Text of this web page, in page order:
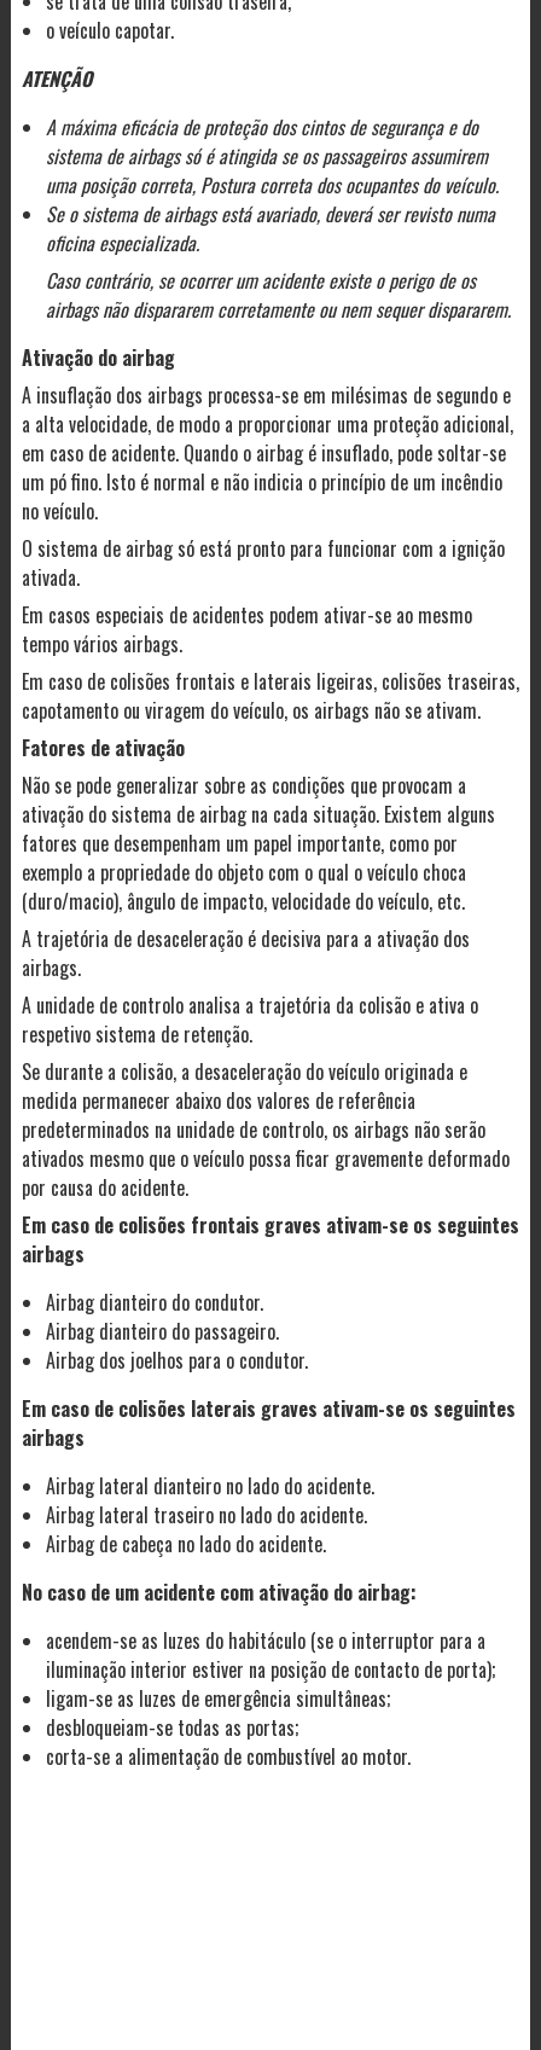
o veículo capotar.
ATENÇÃO
A máxima eficácia de proteção dos cintos de segurança e do
sistema de airbags só é atingida se os passageiros assumirem
uma posição correta, Postura correta dos ocupantes do veículo.
Se o sistema de airbags está avariado, deverá ser revisto numa
oficina especializada.
Caso contrário, se ocorrer um acidente existe o perigo de os
airbags não dispararem corretamente ou nem sequer dispararem.
Ativação do airbag
A insuflação dos airbags processa-se em milésimas de segundo e
a alta velocidade, de modo a proporcionar uma proteção adicional,
em caso de acidente. Quando o airbag é insuflado, pode soltar-se
um pó fino. Isto é normal e não indicia o princípio de um incêndio
no veículo.
O sistema de airbag só está pronto para funcionar com a ignição
ativada.
Em casos especiais de acidentes podem ativar-se ao mesmo
tempo vários airbags.
Em caso de colisões frontais e laterais ligeiras, colisões traseiras,
capotamento ou viragem do veículo, os airbags não se ativam.
Fatores de ativação
Não se pode generalizar sobre as condições que provocam a
ativação do sistema de airbag na cada situação. Existem alguns
fatores que desempenham um papel importante, como por
exemplo a propriedade do objeto com o qual o veículo choca
(duro/macio), ângulo de impacto, velocidade do veículo, etc.
A trajetória de desaceleração é decisiva para a ativação dos
airbags.
A unidade de controlo analisa a trajetória da colisão e ativa o
respetivo sistema de retenção.
Se durante a colisão, a desaceleração do veículo originada e
medida permanecer abaixo dos valores de referência
predeterminados na unidade de controlo, os airbags não serão
ativados mesmo que o veículo possa ficar gravemente deformado
por causa do acidente.
Em caso de colisões frontais graves ativam-se os seguintes
airbags
Airbag dianteiro do condutor.
Airbag dianteiro do passageiro.
Airbag dos joelhos para o condutor.
Em caso de colisões laterais graves ativam-se os seguintes
airbags
Airbag lateral dianteiro no lado do acidente.
Airbag lateral traseiro no lado do acidente.
Airbag de cabeça no lado do acidente.
No caso de um acidente com ativação do airbag:
acendem-se as luzes do habitáculo (se o interruptor para a
iluminação interior estiver na posição de contacto de porta);
ligam-se as luzes de emergência simultâneas;
desbloqueiam-se todas as portas;
corta-se a alimentação de combustível ao motor.